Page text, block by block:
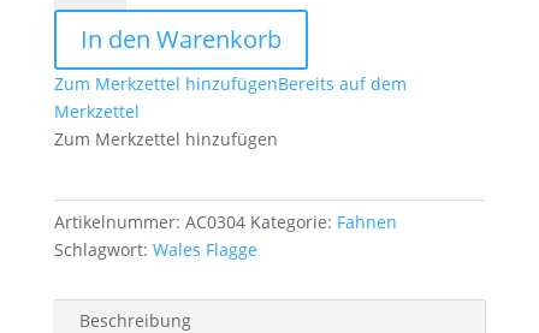
Labe
Flagge
150
cm
x
cm
Menge
In den Warenkorb
Zum Merkzettel hinzufügenBereits auf dem
Merkzettel
Zum Merkzettel hinzufügen
Artikelnummer: AC0304 Kategorie: Fahnen
Schlagwort: Wales Flagge
Beschreibung